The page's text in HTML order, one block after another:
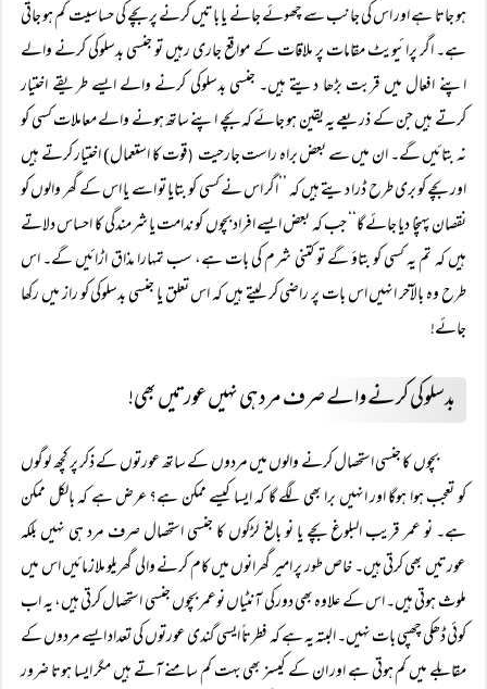
ہو جاتا ہے اور اس کی جانب سے چھوئے جانے یا باتیں کرنے پر بچے کی حساسیت کم ہو جاتی
ہے۔ اگر پرائیویٹ مقامات پر ملاقات کے مواقع جاری رہیں تو جنسی بدسلوکی کرنے والے
اپنے افعال میں قربت بڑھا دیتے ہیں۔ جنسی بدسلوکی کرنے والے ایسے طریقے اختیار
کرتے ہیں جن کے ذریعے یہ یقین ہو جائے کہ بچے اپنے ساتھ ہونے والے معاملات کسی کو
نہ بتائیں گے۔ ان میں سے بعض براہ راست جارحیت (قوت کا استعمال) اختیار کرتے ہیں
اور بچے کو بری طرح ڈرا دیتے ہیں کہ ’’اگر اس نے کسی کو بتایا تو اسے یا اس کے گھر والوں کو
نقصان پہنچا دیا جائے گا‘‘ جب کہ بعض ایسے افراد بچوں کو ندامت یا شرمندگی کا احساس دلاتے
ہیں کہ تم یہ کسی کو بتاؤ گے تو کتنی شرم کی بات ہے، سب تمہارا مذاق اڑائیں گے۔ اس
طرح وہ بالآخر انہیں اس بات پر راضی کر لیتے ہیں کہ اس تعلق یا جنسی بدسلوکی کو راز میں رکھا
جائے!
بدسلوکی کرنے والے صرف مرد ہی نہیں عورتیں بھی!
بچوں کا جنسی استحصال کرنے والوں میں مردوں کے ساتھ عورتوں کے ذکر پر کچھ لوگوں
کو تعجب ہوا ہوگا اور انہیں برا بھی لگے گا کہ ایسا کیسے ممکن ہے؟ عرض ہے کہ بالکل ممکن
ہے۔ نو عمر قریب البلوغ بچے یا نو بالغ لڑکوں کا جنسی استحصال صرف مرد ہی نہیں بلکہ
عورتیں بھی کرتی ہیں۔ خاص طور پر امیر گھرانوں میں کام کرنے والی گھریلو ملازمائیں اس میں
ملوث ہوتی ہیں۔ اس کے علاوہ بھی دورکی آنٹیاں نوعمر بچوں جنسی استحصال کرتی ہیں، یہ اب
کوئی ڈھکی چھپی بات نہیں۔ البتہ یہ ہے کہ فطرتاً ایسی گندی عورتوں کی تعداد ایسے مردوں کے
مقابلے میں کم ہوتی ہے اور ان کے کیسز بھی بہت کم سامنے آتے ہیں مگر ایسا ہوتا ضرور